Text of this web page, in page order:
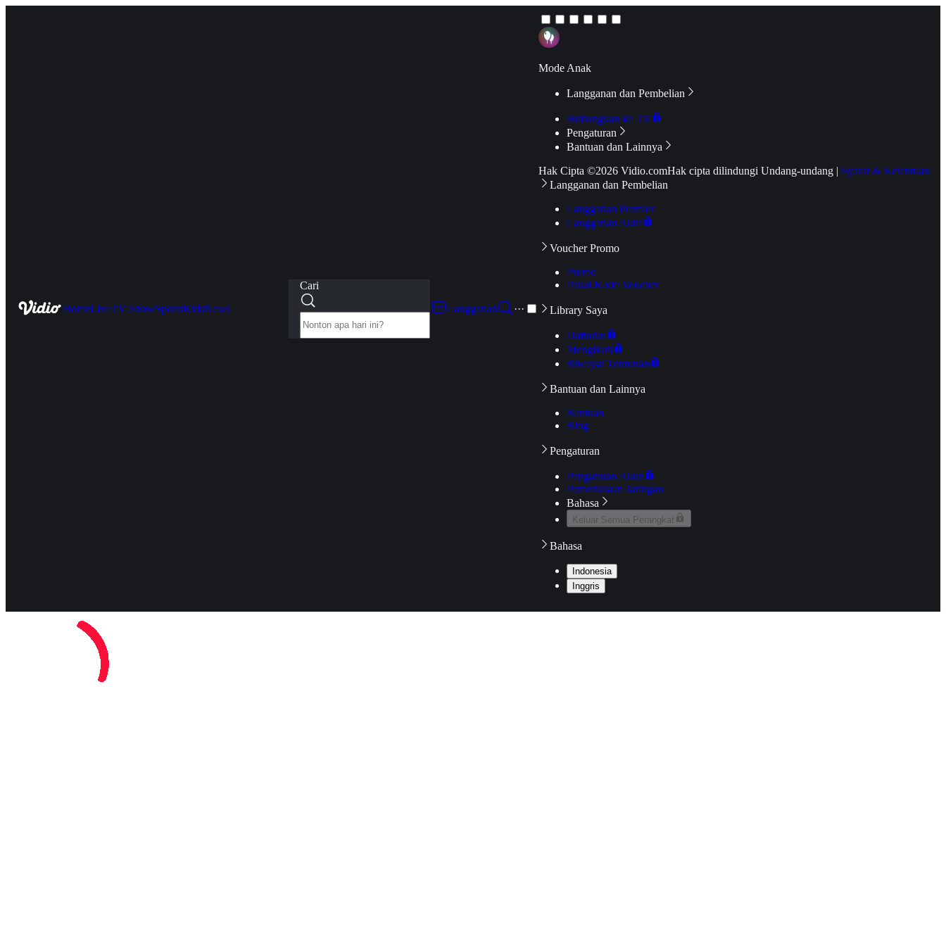
HomeLiveTV ShowSportsKidsNews
Cari
Langganan
···
Mode Anak
Langganan dan Pembelian
Hubungkan ke TV
Pengaturan
Bantuan dan Lainnya
Hak Cipta ©2026 Vidio.comHak cipta dilindungi Undang-undang | Syarat & Ketentuan
Langganan dan Pembelian
Langganan Premier
Langganan Aktif
Voucher Promo
Promo
Pakai Kode Voucher
Library Saya
Daftarku
Mengikuti
Riwayat Tontonan
Bantuan dan Lainnya
Bantuan
Blog
Pengaturan
Pengaturan Akun
Pemeriksaan Jaringan
Bahasa
Keluar Semua Perangkat
Bahasa
Indonesia
Inggris